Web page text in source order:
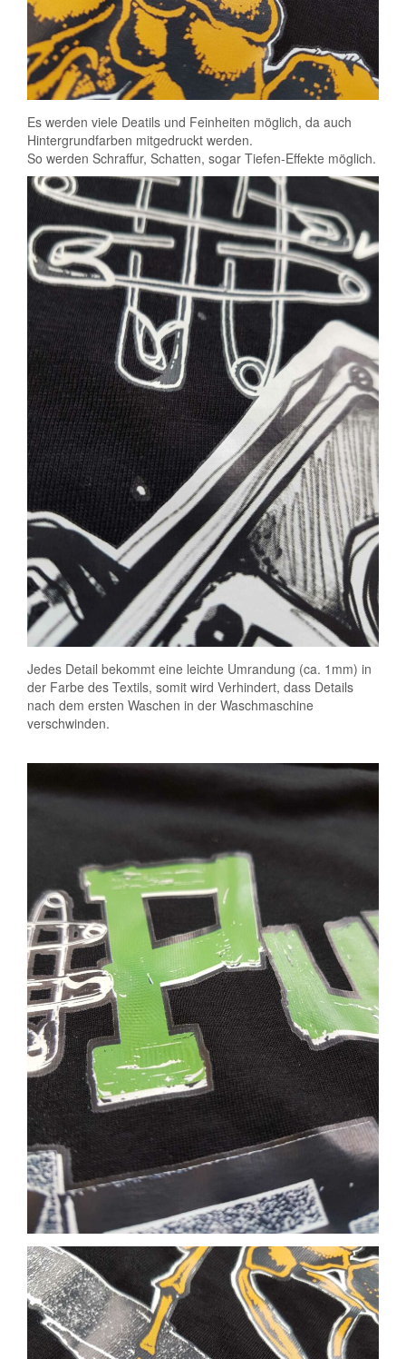
Es werden viele Deatils und Feinheiten möglich, da auch
Hintergrundfarben mitgedruckt werden.
So werden Schraffur, Schatten, sogar Tiefen-Effekte möglich.
Jedes Detail bekommt eine leichte Umrandung (ca. 1mm) in
der Farbe des Textils, somit wird Verhindert, dass Details
nach dem ersten Waschen in der Waschmaschine
verschwinden.